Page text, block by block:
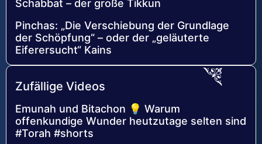
Schabbat – der große Tikkun
Pinchas: „Die Verschiebung der Grundlage
der Schöpfung“ – oder der „geläuterte
Eiferersucht“ Kains
Zufällige Videos
Emunah und Bitachon 💡 Warum
offenkundige Wunder heutzutage selten sind
#Torah #shorts